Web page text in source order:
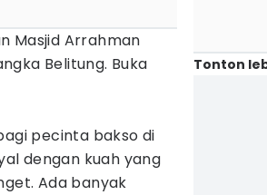
Masjid Arrahman
Belitung. Buka
pecinta bakso di
dengan kuah yang
Ada banyak
Tonton